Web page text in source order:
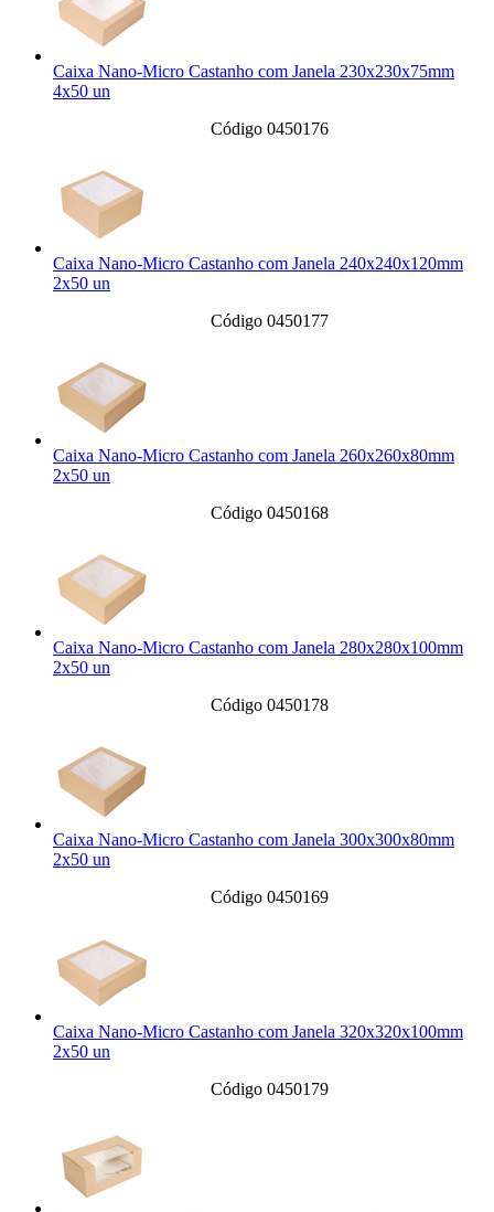
Caixa Nano-Micro Castanho com Janela 230x230x75mm
4x50 un
Código 0450176
Caixa Nano-Micro Castanho com Janela 240x240x120mm
2x50 un
Código 0450177
Caixa Nano-Micro Castanho com Janela 260x260x80mm
2x50 un
Código 0450168
Caixa Nano-Micro Castanho com Janela 280x280x100mm
2x50 un
Código 0450178
Caixa Nano-Micro Castanho com Janela 300x300x80mm
2x50 un
Código 0450169
Caixa Nano-Micro Castanho com Janela 320x320x100mm
2x50 un
Código 0450179